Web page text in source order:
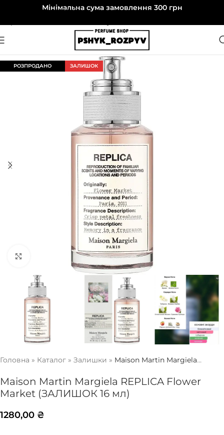
Перейти до навігаціїМінімальна сума замовлення 300 грн
РОЗПРОДАНО ЗАЛИШОК
Натисніть, щоб збільшити
Головна » Каталог » Залишки » Maison Martin Margiela
Maison Martin Margiela REPLICA Flower
Market (ЗАЛИШОК 16 мл)
1280,00 ₴